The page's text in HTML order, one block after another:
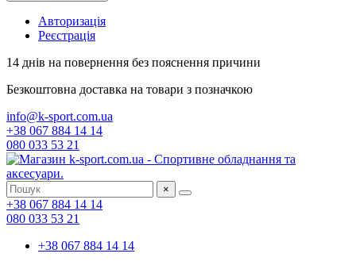
Авторизація
Реєстрація
14 днів на повернення без пояснення причини
Безкоштовна доставка на товари з позначкою
info@k-sport.com.ua
+38 067 884 14 14
080 033 53 21
×
+38 067 884 14 14
080 033 53 21
+38 067 884 14 14